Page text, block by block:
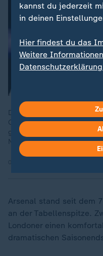
Der FC Arsenal steht
Champions-League-Finale.
gegen Atletico Madrid, das
Niederlage wehrt.
Arsenal stand seit dem
an der Tabellenspitze.
Londoner einen
dramatischen
kannst du jederzeit
in deinen
Hier findest du das
Weitere